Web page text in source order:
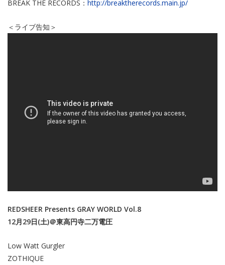
BREAK THE RECORDS： http://breaktherecords.main.jp/
＜ライブ告知＞
REDSHEER Presents GRAY WORLD Vol.8
12月29日(土)＠東高円寺二万電圧
Low Watt Gurgler
ZOTHIQUE